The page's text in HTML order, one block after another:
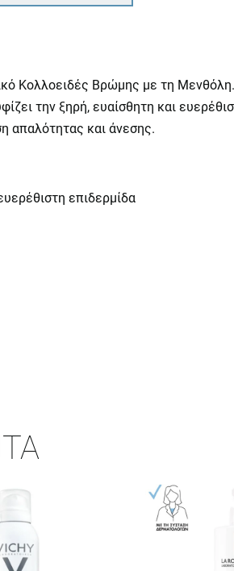
Κολλοειδές Βρώμης με τη
την ξηρή, ευαίσθητη και
απαλότητας και άνεσης.
επιδερμίδα